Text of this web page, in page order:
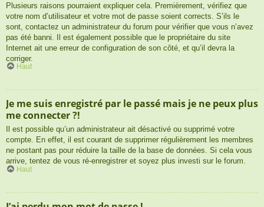
Plusieurs raisons pourraient expliquer cela. Premièrement, vérifiez que
votre nom d’utilisateur et votre mot de passe soient corrects. S’ils le
sont, contactez un administrateur du forum pour vérifier que vous n’avez
pas été banni. Il est également possible que le propriétaire du site
Internet ait une erreur de configuration de son côté, et qu’il devra la
corriger.
Haut
Je me suis enregistré par le passé mais je ne peux plus
me connecter ?!
Il est possible qu’un administrateur ait désactivé ou supprimé votre
compte. En effet, il est courant de supprimer régulièrement les membres
ne postant pas pour réduire la taille de la base de données. Si cela vous
arrive, tentez de vous ré-enregistrer et soyez plus investi sur le forum.
Haut